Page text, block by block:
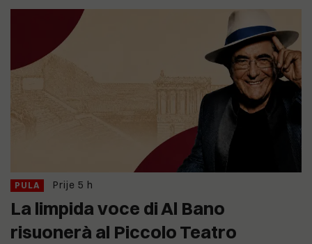
PULA Prije 5 h
La limpida voce di Al Bano
risuonerà al Piccolo Teatro